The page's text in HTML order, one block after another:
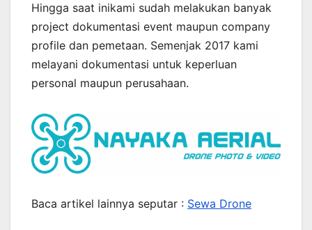
Hingga saat inikami sudah melakukan banyak
project dokumentasi event maupun company
profile dan pemetaan. Semenjak 2017 kami
melayani dokumentasi untuk keperluan
personal maupun perusahaan.
Baca artikel lainnya seputar : Sewa Drone